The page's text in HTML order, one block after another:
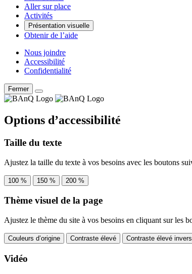
Aller sur place
Activités
Présentation visuelle
Obtenir de l’aide
Nous joindre
Accessibilité
Confidentialité
Fermer
Options d’accessibilité
Taille du texte
Ajustez la taille du texte à vos besoins avec les boutons
100 % 150 % 200 %
Thème visuel de la page
Ajustez le thème du site à vos besoins en cliquant sur les
Couleurs d’origine Contraste élevé Contraste élevé
Vidéo